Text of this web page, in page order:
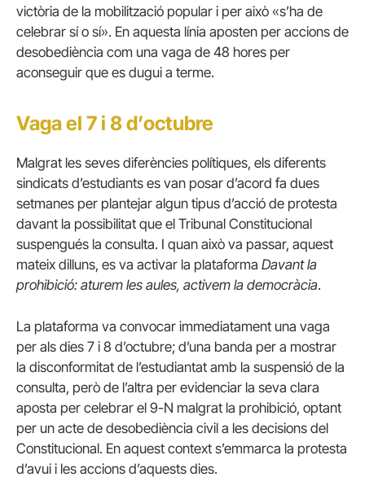
victòria de la mobilització popular i per això «s’ha de
celebrar sí o sí». En aquesta línia aposten per accions de
desobediència com una vaga de 48 hores per
aconseguir que es dugui a terme.
Vaga el 7 i 8 d’octubre
Malgrat les seves diferències polítiques, els diferents
sindicats d’estudiants es van posar d’acord fa dues
setmanes per plantejar algun tipus d’acció de protesta
davant la possibilitat que el Tribunal Constitucional
suspengués la consulta. I quan això va passar, aquest
mateix dilluns, es va activar la plataforma Davant la
prohibició: aturem les aules, activem la democràcia.
La plataforma va convocar immediatament una vaga
per als dies 7 i 8 d’octubre; d’una banda per a mostrar
la disconformitat de l’estudiantat amb la suspensió de la
consulta, però de l’altra per evidenciar la seva clara
aposta per celebrar el 9-N malgrat la prohibició, optant
per un acte de desobediència civil a les decisions del
Constitucional. En aquest context s’emmarca la protesta
d’avui i les accions d’aquests dies.